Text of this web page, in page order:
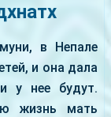
в Непале
и она дала
у нее будут.
жизнь мать